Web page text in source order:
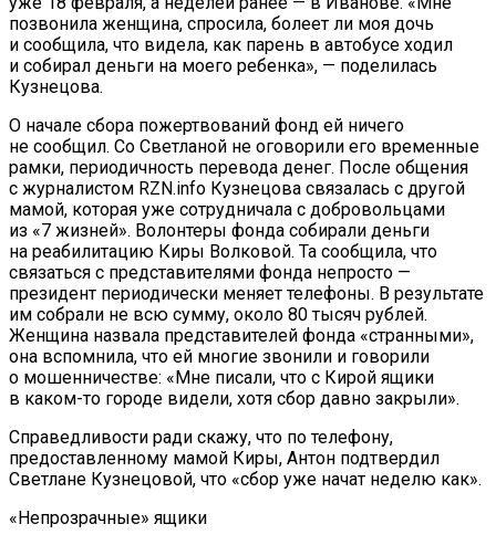
позвонила женщина, спросила, болеет ли моя дочь
и сообщила, что видела, как парень в автобусе ходил
и собирал деньги на моего ребенка», — поделилась
Кузнецова.
О начале сбора пожертвований фонд ей ничего
не сообщил. Со Светланой не оговорили его временные
рамки, периодичность перевода денег. После общения
с журналистом RZN.info Кузнецова связалась с другой
мамой, которая уже сотрудничала с добровольцами
из «7 жизней». Волонтеры фонда собирали деньги
на реабилитацию Киры Волковой. Та сообщила, что
связаться с представителями фонда непросто —
президент периодически меняет телефоны. В результате
им собрали не всю сумму, около 80 тысяч рублей.
Женщина назвала представителей фонда «странными»,
она вспомнила, что ей многие звонили и говорили
о мошенничестве: «Мне писали, что с Кирой ящики
в каком-то городе видели, хотя сбор давно закрыли».
Справедливости ради скажу, что по телефону,
предоставленному мамой Киры, Антон подтвердил
Светлане Кузнецовой, что «сбор уже начат неделю как».
«Непрозрачные» ящики